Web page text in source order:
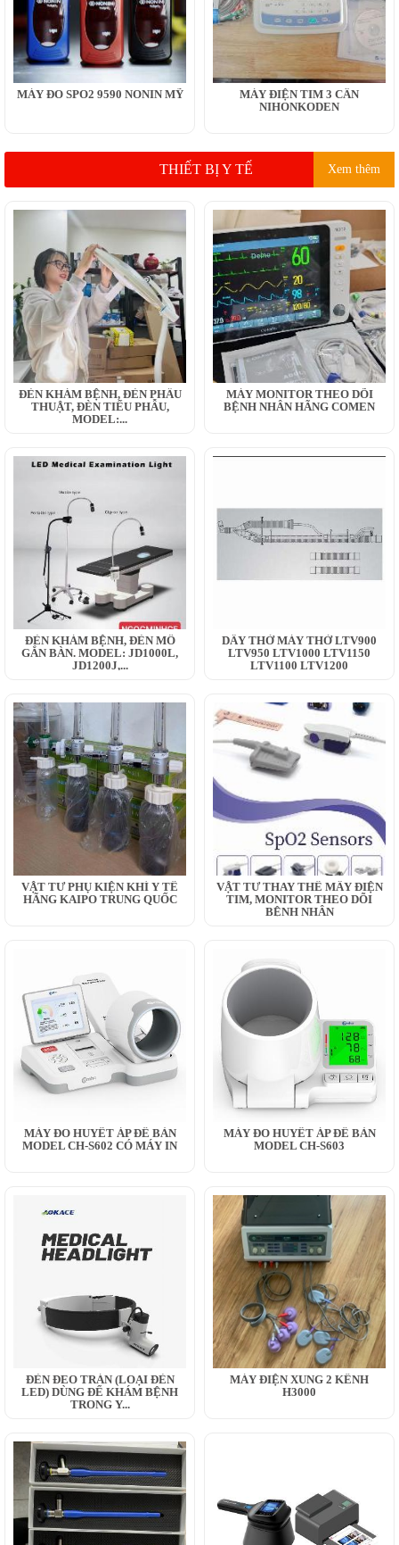
MÁY ĐO SPO2 9590 NONIN MỸ
MÁY ĐIỆN TIM 3 CẦN
NIHONKODEN
THIẾT BỊ Y TẾ Xem thêm
ĐÈN KHÁM BỆNH, ĐÈN PHẪU
THUẬT, ĐÈN TIỂU PHẪU,
MODEL:...
MÁY MONITOR THEO DÕI
BỆNH NHÂN HÃNG COMEN
ĐÈN KHÁM BỆNH, ĐÈN MỔ
GẮN BÀN. MODEL: JD1000L,
JD1200J,...
DÂY THỞ MÁY THỞ LTV900
LTV950 LTV1000 LTV1150
LTV1100 LTV1200
VẬT TƯ PHỤ KIỆN KHÍ Y TẾ
HÃNG KAIPO TRUNG QUỐC
VẬT TƯ THAY THẾ MÂY ĐIỆN
TIM, MONITOR THEO DÕI
BỆNH NHÂN
MÁY ĐO HUYẾT ÁP ĐỂ BÀN
MODEL CH-S602 CÓ MÁY IN
MÁY ĐO HUYẾT ÁP ĐỂ BÀN
MODEL CH-S603
ĐÈN ĐEO TRÁN (LOẠI ĐÈN
LED) DÙNG ĐỂ KHÁM BỆNH
TRONG Y...
MÁY ĐIỆN XUNG 2 KÊNH
H3000